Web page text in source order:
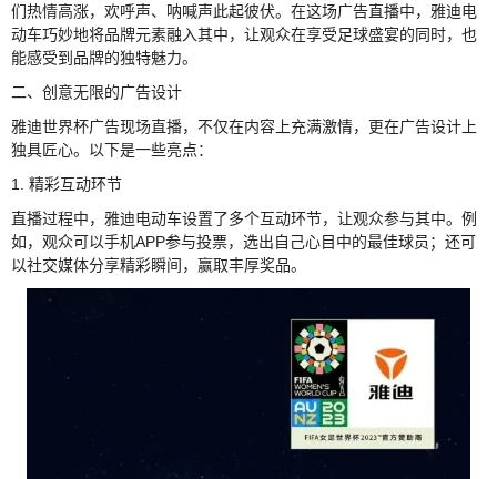
们热情高涨，欢呼声、呐喊声此起彼伏。在这场广告直播中，雅迪电
动车巧妙地将品牌元素融入其中，让观众在享受足球盛宴的同时，也
能感受到品牌的独特魅力。
二、创意无限的广告设计
雅迪世界杯广告现场直播，不仅在内容上充满激情，更在广告设计上
独具匠心。以下是一些亮点：
1. 精彩互动环节
直播过程中，雅迪电动车设置了多个互动环节，让观众参与其中。例
如，观众可以手机APP参与投票，选出自己心目中的最佳球员；还可
以社交媒体分享精彩瞬间，赢取丰厚奖品。